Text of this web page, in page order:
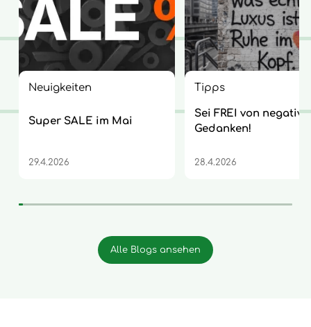
Neuigkeiten
Super SALE im Mai
29.4.2026
Tipps
Sei FREI von
Gedanken!
28.4.2026
Alle Blogs ansehen